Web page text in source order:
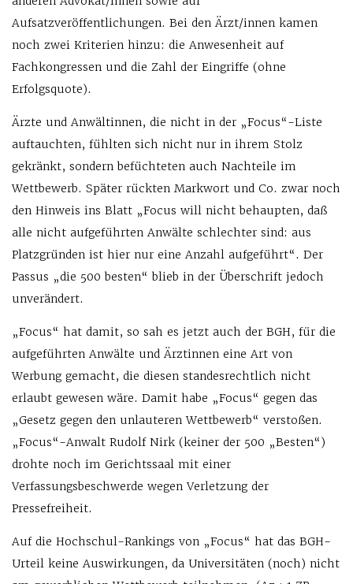
Aufsatzveröffentlichungen. Bei den Ärzt/innen kamen
noch zwei Kriterien hinzu: die Anwesenheit auf
Fachkongressen und die Zahl der Eingriffe (ohne
Erfolgsquote).
Ärzte und Anwältinnen, die nicht in der „Focus“-Liste
auftauchten, fühlten sich nicht nur in ihrem Stolz
gekränkt, sondern befüchteten auch Nachteile im
Wettbewerb. Später rückten Markwort und Co. zwar noch
den Hinweis ins Blatt „Focus will nicht behaupten, daß
alle nicht aufgeführten Anwälte schlechter sind: aus
Platzgründen ist hier nur eine Anzahl aufgeführt“. Der
Passus „die 500 besten“ blieb in der Überschrift jedoch
unverändert.
„Focus“ hat damit, so sah es jetzt auch der BGH, für die
aufgeführten Anwälte und Ärztinnen eine Art von
Werbung gemacht, die diesen standesrechtlich nicht
erlaubt gewesen wäre. Damit habe „Focus“ gegen das
„Gesetz gegen den unlauteren Wettbewerb“ verstoßen.
„Focus“-Anwalt Rudolf Nirk (keiner der 500 „Besten“)
drohte noch im Gerichtssaal mit einer
Verfassungsbeschwerde wegen Verletzung der
Pressefreiheit.
Auf die Hochschul-Rankings von „Focus“ hat das BGH-
Urteil keine Auswirkungen, da Universitäten (noch) nicht